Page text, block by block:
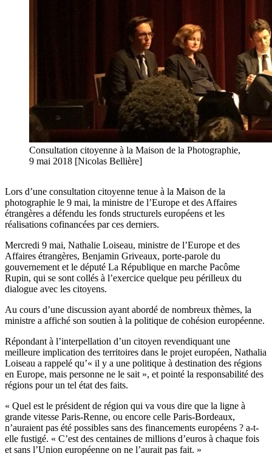
Consultation citoyenne à la Maison de la Photographie,
9 mai 2018 [Nicolas Bellière]
Lors d’une consultation citoyenne tenue à la Maison de la
photographie le 9 mai, la ministre de l’Europe et des Affaires
étrangères a défendu les fonds structurels européens et les
réalisations cofinancées par ces derniers.
Mercredi 9 mai, Nathalie Loiseau, ministre de l’Europe et des
Affaires étrangères, Benjamin Griveaux, porte-parole du
gouvernement et le député La République en marche Pacôme
Rupin, qui se sont collés à l’exercice quelque peu périlleux du
dialogue avec les citoyens.
Au cours d’une discussion ayant abordé de nombreux thèmes, la
ministre a affiché son soutien à la politique de cohésion européenne.
Répondant à l’interpellation d’un citoyen revendiquant une
meilleure implication des territoires dans le projet européen, Nathalia
Loiseau a rappelé qu’« il y a une politique à destination des régions
en Europe, mais personne ne le sait », et pointé la responsabilité des
régions pour un tel état des faits.
« Quel est le président de région qui va vous dire que la ligne à
grande vitesse Paris-Renne, ou encore celle Paris-Bordeaux,
n’auraient pas été possibles sans des financements européens ? a-t-
elle fustigé. « C’est des centaines de millions d’euros à chaque fois
et sans l’Union européenne on ne l’aurait pas fait. »